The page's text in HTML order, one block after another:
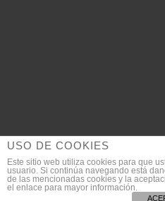
© 2018
SEO Provided by
USO DE COOKIES
Este sitio web utiliza cookies para que
usuario. Si continúa navegando está
de las mencionadas cookies y la
el enlace para mayor información.